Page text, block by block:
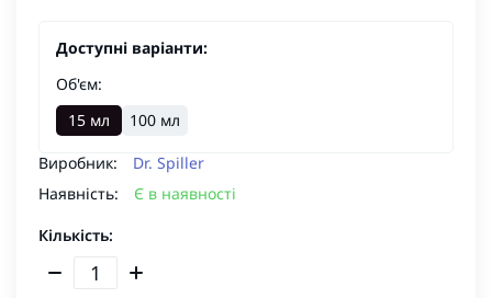
Виробник:
Dr. Spiller
Наявність:
Є в наявності
Кількість:
Доступні варіанти:
Об'єм:
15 мл
100 мл